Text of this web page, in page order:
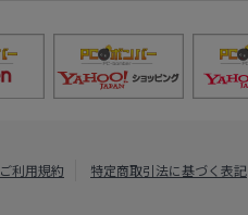
ご利用規約 特定商取引法に基づく表記